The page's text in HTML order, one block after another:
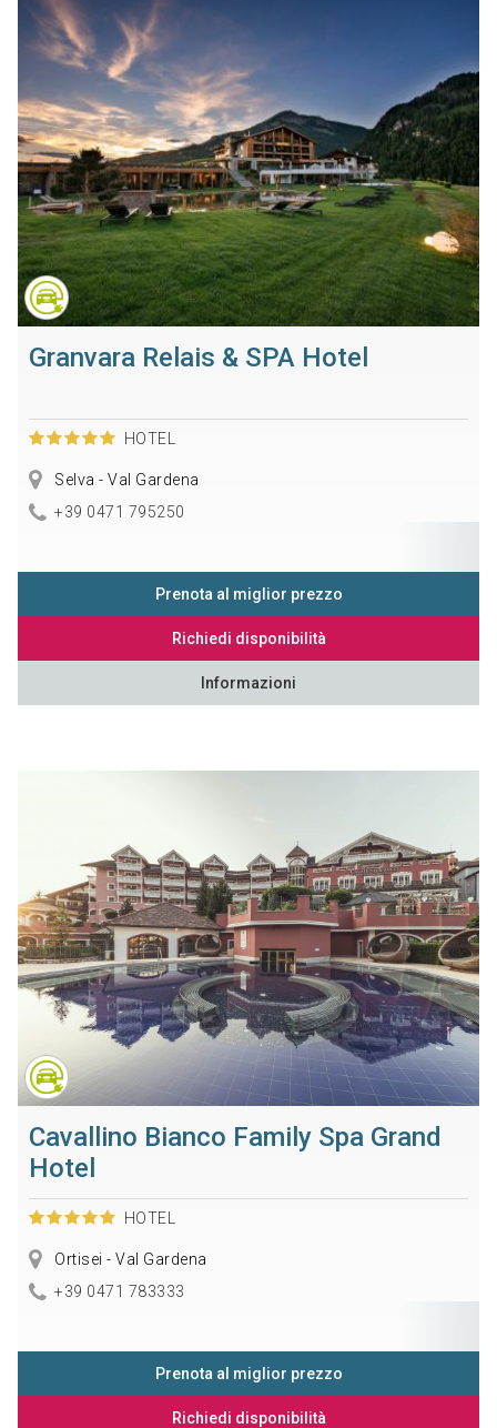
Granvara Relais & SPA Hotel
HOTEL
Selva - Val Gardena
+39 0471 795250
Prenota al miglior prezzo
Richiedi disponibilità
Informazioni
Cavallino Bianco Family Spa Grand
Hotel
HOTEL
Ortisei - Val Gardena
+39 0471 783333
Prenota al miglior prezzo
Richiedi disponibilità